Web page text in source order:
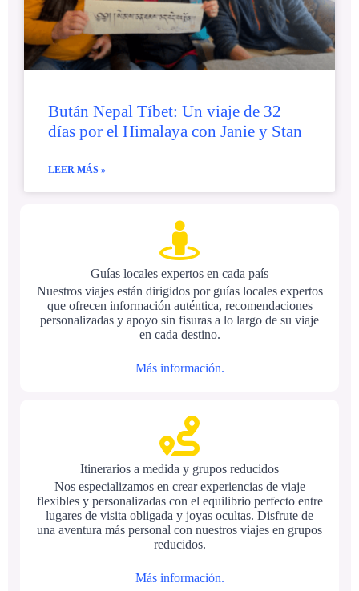
Bután Nepal Tíbet: Un viaje de 32
días por el Himalaya con Janie y Stan
LEER MÁS »
Guías locales expertos en cada país
Nuestros viajes están dirigidos por guías locales expertos
que ofrecen información auténtica, recomendaciones
personalizadas y apoyo sin fisuras a lo largo de su viaje
en cada destino.
Más información.
Itinerarios a medida y grupos reducidos
Nos especializamos en crear experiencias de viaje
flexibles y personalizadas con el equilibrio perfecto entre
lugares de visita obligada y joyas ocultas. Disfrute de
una aventura más personal con nuestros viajes en grupos
reducidos.
Más información.